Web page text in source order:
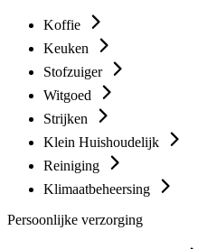
Koffie
Keuken
Stofzuiger
Witgoed
Strijken
Klein Huishoudelijk
Reiniging
Klimaatbeheersing
Persoonlijke verzorging